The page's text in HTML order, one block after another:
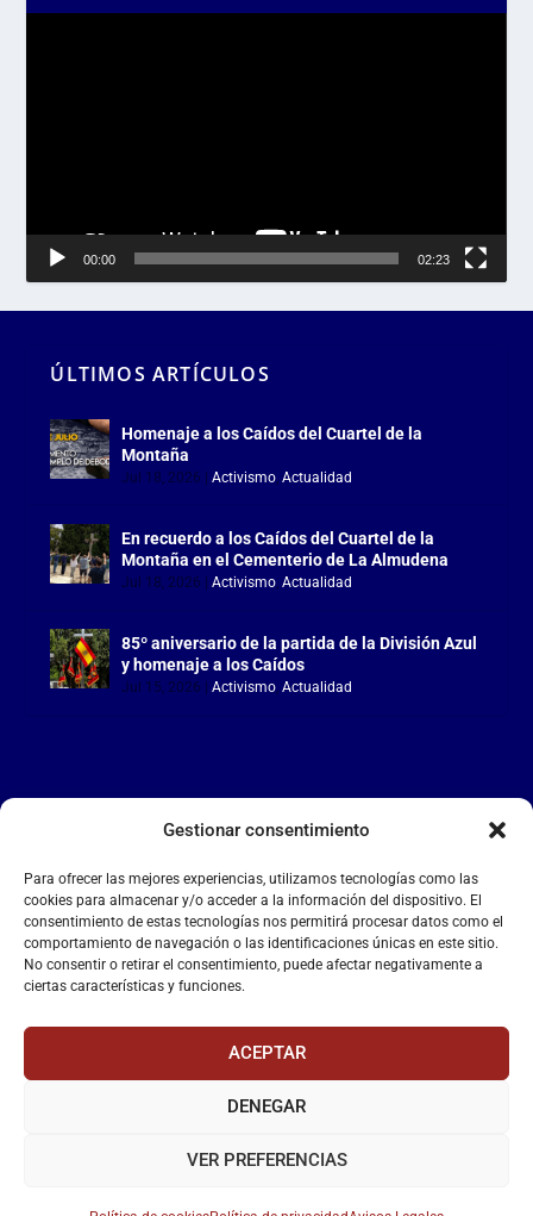
Gestionar consentimiento
Para ofrecer las mejores experiencias, utilizamos tecnologías como las
cookies para almacenar y/o acceder a la información del dispositivo. El
consentimiento de estas tecnologías nos permitirá procesar datos como el
comportamiento de navegación o las identificaciones únicas en este sitio.
No consentir o retirar el consentimiento, puede afectar negativamente a
ciertas características y funciones.
ACEPTAR
DENEGAR
VER PREFERENCIAS
00:00 02:23
ÚLTIMOS ARTÍCULOS
Homenaje a los Caídos del Cuartel de la
Montaña
Jul 18, 2026 |Activismo,Actualidad
En recuerdo a los Caídos del Cuartel de la
Montaña en el Cementerio de La Almudena
Jul 18, 2026 |Activismo,Actualidad
85º aniversario de la partida de la División Azul
y homenaje a los Caídos
Jul 15, 2026 |Activismo,Actualidad
LA FALANGE
Reproductor
de
vídeo